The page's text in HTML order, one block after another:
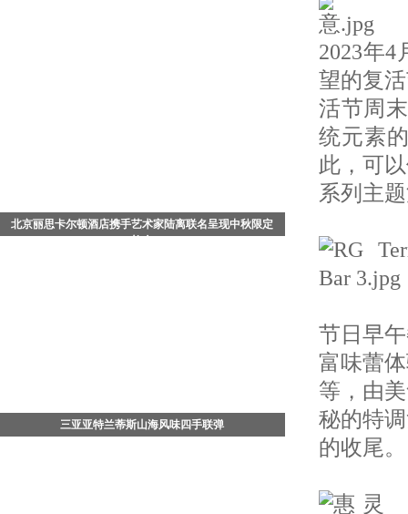
北京丽思卡尔顿酒店携手艺术家陆离联名呈现中秋限定
三亚亚特兰蒂斯山海风味四手联弹
2023年
望的复
活节周
统元素
此，可
系列主
节日早
富味蕾
等，由
秘的特
的收尾。